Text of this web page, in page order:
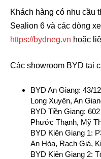
Khách hàng có nhu cầu
Sealion 6 và các dòng
https://bydneg.vn hoặc
Các showroom BYD tại
BYD An Giang: 43/
Long Xuyên, An
BYD Tiền Giang:
Phước Thạnh, Mỹ
BYD Kiên Giang 1:
An Hòa, Rạch Giá,
BYD Kiên Giang 2: